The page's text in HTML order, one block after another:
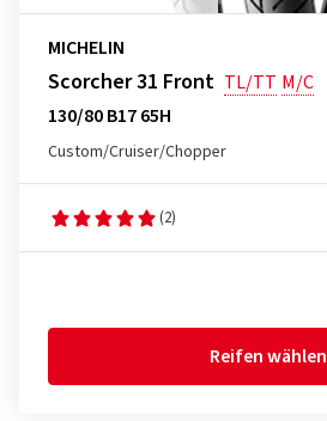
MICHELIN
Scorcher 31 Front TL/TT M/C
130/80 B17 65H
Custom/Cruiser/Chopper
(2)
Reifen wählen